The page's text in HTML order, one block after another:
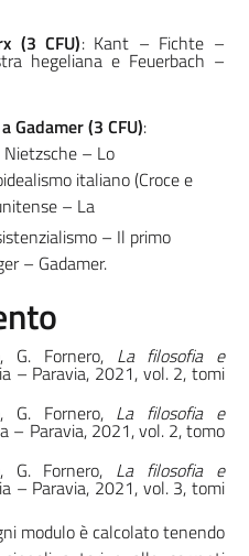
(3 CFU): Kant – Fichte –
hegeliana e Feuerbach –
Gadamer (3 CFU):
– Lo
italiano (Croce e
– La
– Il primo
– Gadamer.
G. Fornero, La filosofia e
– Paravia, 2021, vol. 2, tomi
G. Fornero, La filosofia e
– Paravia, 2021,vol. 2, tomo
G. Fornero, La filosofia e
– Paravia, 2021, vol. 3, tomi
modulo è calcolato tenendo